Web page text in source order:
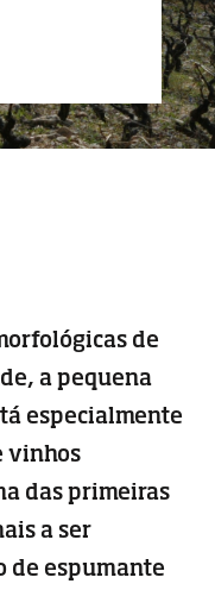
de
a pequena
especialmente
vinhos
das primeiras
a ser
de espumante